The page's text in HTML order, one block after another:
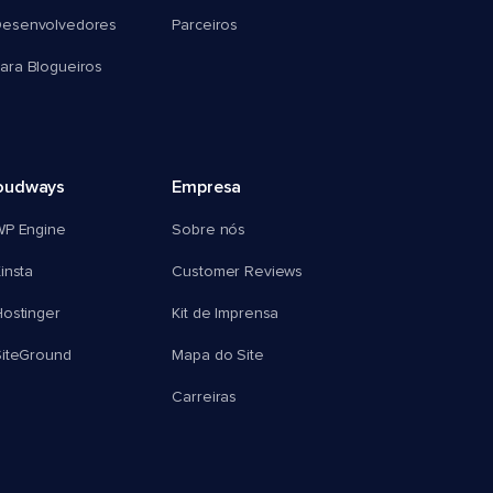
Blogueiros
Parceiros
Engine
Empresa
Sobre nós
Customer Reviews
Kit de Imprensa
Mapa do Site
Carreiras